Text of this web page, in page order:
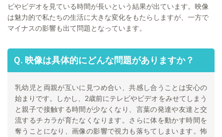
ビやビデオを見ている時間が長いという結果が出ています。映像
は魅力的で私たちの生活に大きな変化をもたらしますが、一方で
マイナスの影響も出て問題となっています。
Ｑ. 映像は具体的にどんな問題がありますか？
乳幼児と両親が互いに見つめ合い、共感し合うことは安心の
始まりです。しかし、2歳前にテレビやビデオをみせてしまう
と親子で接触する時間が少なくなり、言葉の発達や友達と交
流するチカラが育たなくなります。さらに体を動かす時間を
奪うことになり、画像の影響で視力も落ちてしまいます。怖